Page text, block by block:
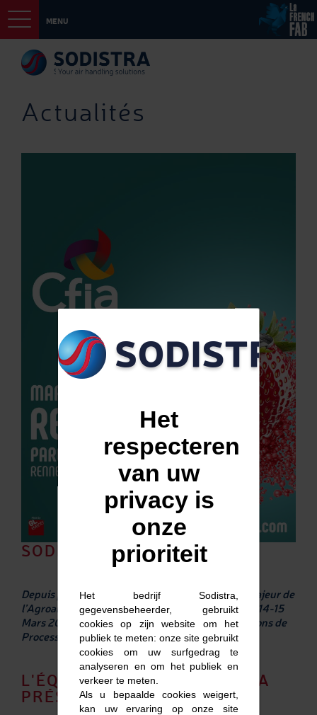
MENU
Actualités
SODISTRA AU CFIA
Depuis plus de 20 ans, le CFIA est l’événement majeur de
l’Agroalimentaire en France. Il regroupera, les 13-14-15
Mars 2018, 1450 Exposants proposant des Solutions de
Process, d’Emballages et d’Ingrédients.
L'ÉQUIPE DE SODISTRA SERA
PRÉSENTE
Het
respecteren
van uw
privacy is
onze
prioriteit
Het bedrijf Sodistra,
gegevensbeheerder, gebruikt
cookies op zijn website om het
publiek te meten: onze site gebruikt
cookies om uw surfgedrag te
analyseren en om het publiek en
verkeer te meten.
Als u bepaalde cookies weigert,
kan uw ervaring op onze site